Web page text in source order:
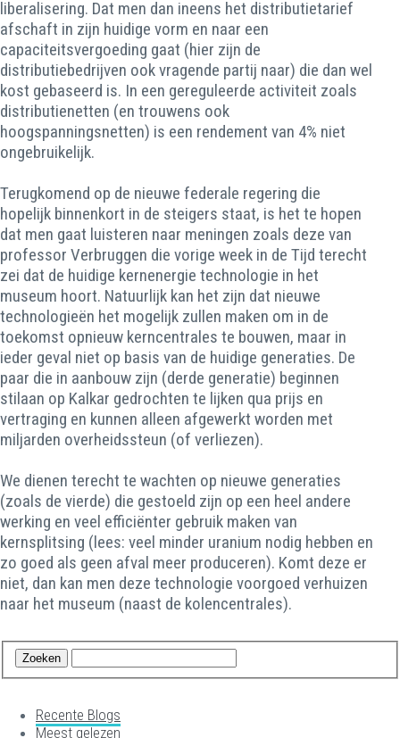
liberalisering. Dat men dan ineens het distributietarief
afschaft in zijn huidige vorm en naar een
capaciteitsvergoeding gaat (hier zijn de
distributiebedrijven ook vragende partij naar) die dan wel
kost gebaseerd is. In een gereguleerde activiteit zoals
distributienetten (en trouwens ook
hoogspanningsnetten) is een rendement van 4% niet
ongebruikelijk.
Terugkomend op de nieuwe federale regering die
hopelijk binnenkort in de steigers staat, is het te hopen
dat men gaat luisteren naar meningen zoals deze van
professor Verbruggen die vorige week in de Tijd terecht
zei dat de huidige kernenergie technologie in het
museum hoort. Natuurlijk kan het zijn dat nieuwe
technologieën het mogelijk zullen maken om in de
toekomst opnieuw kerncentrales te bouwen, maar in
ieder geval niet op basis van de huidige generaties. De
paar die in aanbouw zijn (derde generatie) beginnen
stilaan op Kalkar gedrochten te lijken qua prijs en
vertraging en kunnen alleen afgewerkt worden met
miljarden overheidssteun (of verliezen).
We dienen terecht te wachten op nieuwe generaties
(zoals de vierde) die gestoeld zijn op een heel andere
werking en veel efficiënter gebruik maken van
kernsplitsing (lees: veel minder uranium nodig hebben en
zo goed als geen afval meer produceren). Komt deze er
niet, dan kan men deze technologie voorgoed verhuizen
naar het museum (naast de kolencentrales).
Recente Blogs
Meest gelezen